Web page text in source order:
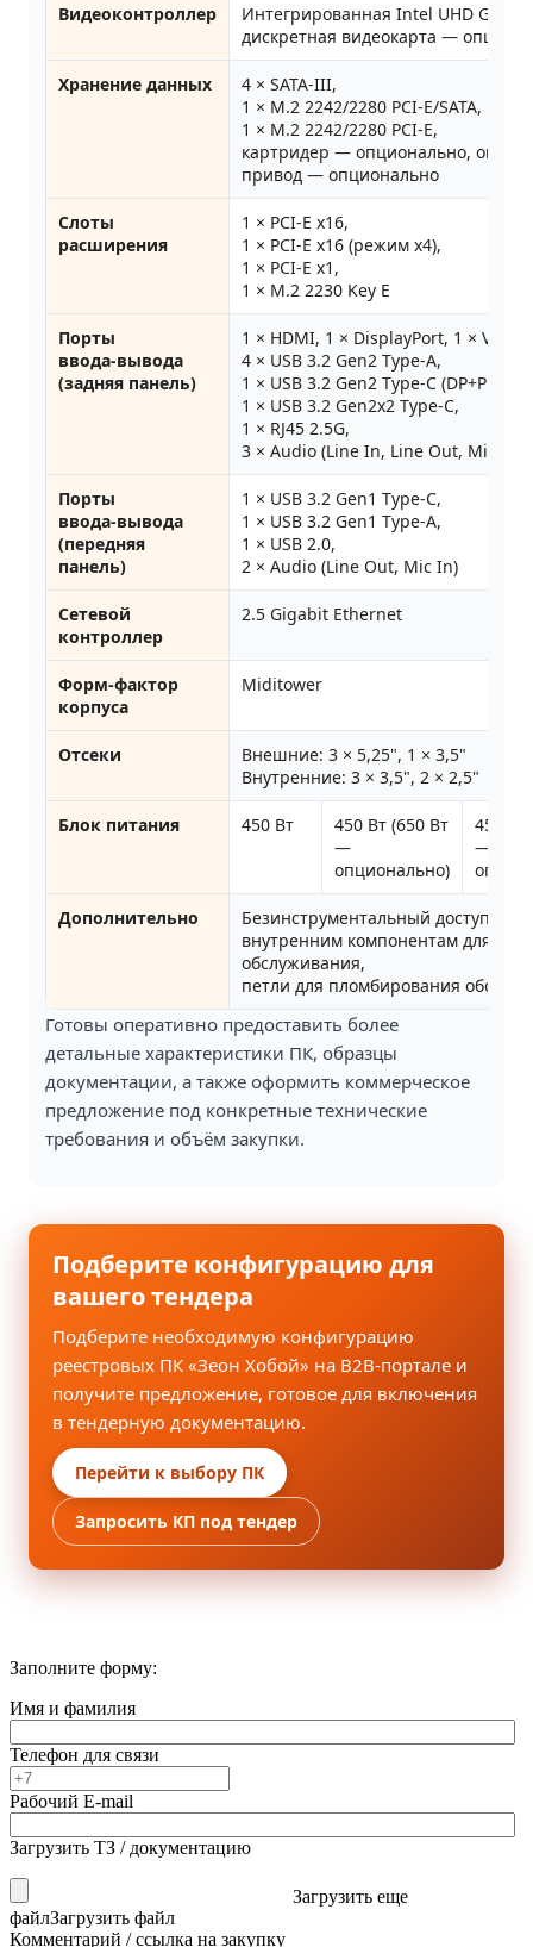
Видеоконтроллер
Интегрированная Intel UHD
дискретная видеокарта —
Хранение данных
4 × SATA‑III,
1 × M.2 2242/2280 PCI‑E/SATA,
1 × M.2 2242/2280 PCI‑E,
картридер — опционально,
привод — опционально
Слоты
расширения
1 × PCI‑E x16,
1 × PCI‑E x16 (режим x4),
1 × PCI‑E x1,
1 × M.2 2230 Key E
Порты
ввода‑вывода
(задняя панель)
1 × HDMI, 1 × DisplayPort, 1 × VGA,
4 × USB 3.2 Gen2 Type‑A,
1 × USB 3.2 Gen2 Type‑C (DP+PD 15
1 × USB 3.2 Gen2x2 Type‑C,
1 × RJ45 2.5G,
3 × Audio (Line In, Line Out, Mic In)
Порты
ввода‑вывода
(передняя
панель)
1 × USB 3.2 Gen1 Type‑C,
1 × USB 3.2 Gen1 Type‑A,
1 × USB 2.0,
2 × Audio (Line Out, Mic In)
Сетевой
контроллер
2.5 Gigabit Ethernet
Форм‑фактор
корпуса
Miditower
Отсеки
Внешние: 3 × 5,25", 1 × 3,5"
Внутренние: 3 × 3,5", 2 × 2,5"
Блок питания 450 Вт
450 Вт (650 Вт
—
опционально)
450 Вт
—
Дополнительно
Безинструментальный доступ к
внутренним компонентам для
обслуживания,
петли для пломбирования
Готовы оперативно предоставить более
детальные характеристики ПК, образцы
документации, а также оформить коммерческое
предложение под конкретные технические
требования и объём закупки.
Подберите конфигурацию для
вашего тендера
Подберите необходимую конфигурацию
реестровых ПК «Зеон Хобой» на B2B‑портале и
получите предложение, готовое для включения
в тендерную документацию.
Перейти к выбору ПК
Запросить КП под тендер
Заполните форму:
Имя и фамилия
Телефон для связи
Рабочий E-mail
Загрузить ТЗ / документацию
Загрузить еще
файлЗагрузить файл
Комментарий / ссылка на закупку